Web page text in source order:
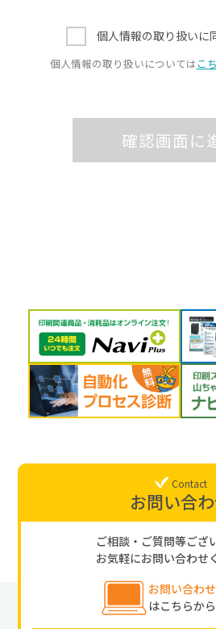
個人情報の取り扱いに
個人情報の取り扱いについてはこ
確認画面に
Contact
お問い合
ご相談・ご質問等ござ
お気軽にお問い合わせ
お問い合わ
はこちらから